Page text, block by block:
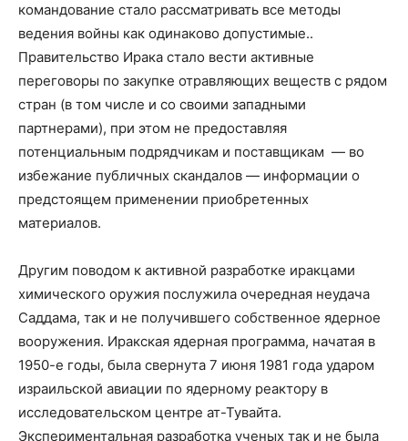
командование стало рассматривать все методы
ведения войны как одинаково допустимые..
Правительство Ирака стало вести активные
переговоры по закупке отравляющих веществ с рядом
стран (в том числе и со своими западными
партнерами), при этом не предоставляя
потенциальным подрядчикам и поставщикам — во
избежание публичных скандалов — информации о
предстоящем применении приобретенных
материалов.
Другим поводом к активной разработке иракцами
химического оружия послужила очередная неудача
Саддама, так и не получившего собственное ядерное
вооружения. Иракская ядерная программа, начатая в
1950-е годы, была свернута 7 июня 1981 года ударом
израильской авиации по ядерному реактору в
исследовательском центре ат-Тувайта.
Экспериментальная разработка ученых так и не была